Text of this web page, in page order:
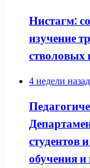
Нистагм:
изучение
стволовых
4 недели назад
студентов
обучения